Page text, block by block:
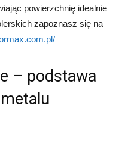
powierzchnię idealnie
zapoznasz się na
– podstawa